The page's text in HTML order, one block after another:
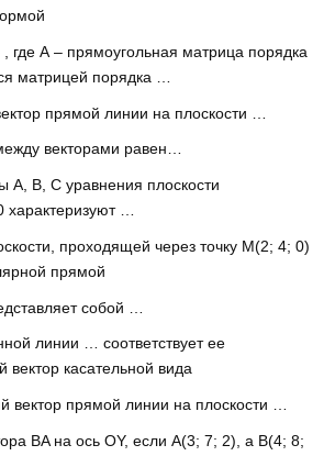
где А – прямоугольная матрица порядка
матрицей порядка …
прямой линии на плоскости …
векторами равен…
B, C уравнения плоскости
характеризуют …
проходящей через точку M(2; 4; 0)
прямой
собой …
линии … соответствует ее
касательной вида
вектор прямой линии на плоскости …
BA на ось OY, если А(3; 7; 2), а B(4; 8;